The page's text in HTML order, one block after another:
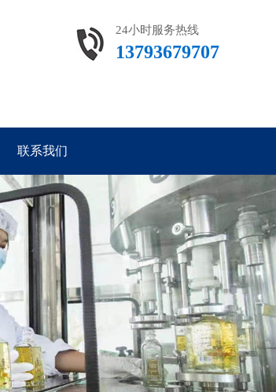
24小时服务热线
13793679707
联系我们